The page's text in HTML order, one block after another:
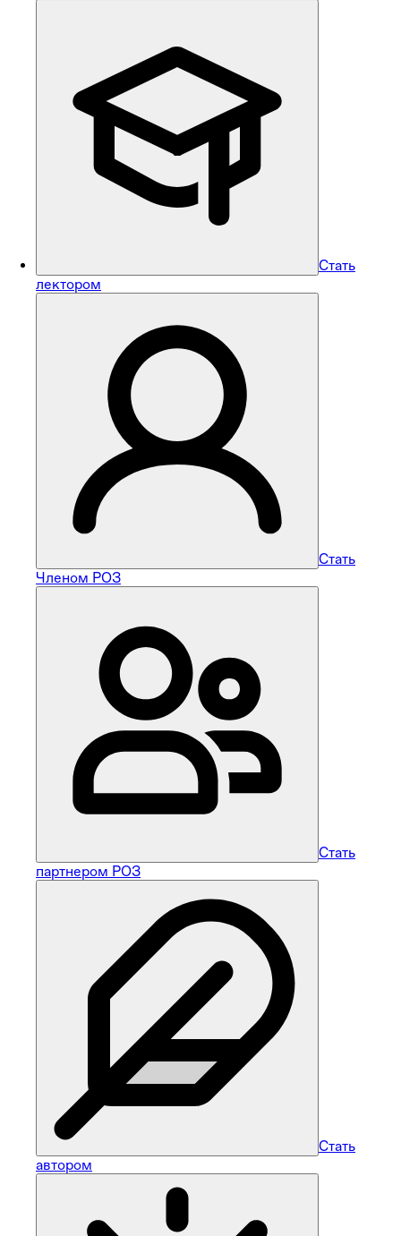
Стать
лектором
Стать
Членом РОЗ
Стать
партнером РОЗ
Стать
автором